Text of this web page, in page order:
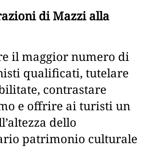
di Mazzi alla
il maggior numero di
qualificati, tutelare
contrastare
e offrire ai turisti un
dello
patrimonio culturale